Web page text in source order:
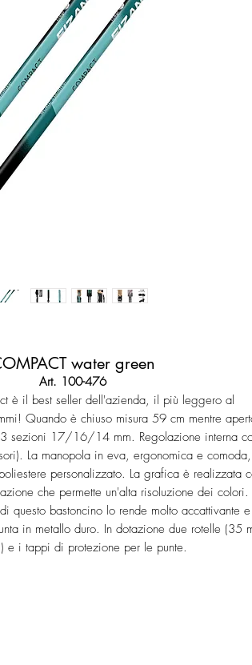
water green
Art. 100-476
è il best seller dell'azienda, il più leggero al
Quando è chiuso misura 59 cm mentre
sezioni 17/16/14 mm. Regolazione interna
La manopola in eva, ergonomica e comoda,
personalizzato. La grafica è realizzata
che permette un'alta risoluzione dei colori.
questo bastoncino lo rende molto accattivante e
in metallo duro. In dotazione due rotelle (35
e i tappi di protezione per le punte.